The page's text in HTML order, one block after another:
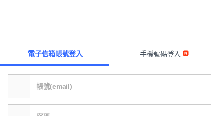
電子信箱帳號登入 手機號碼登入